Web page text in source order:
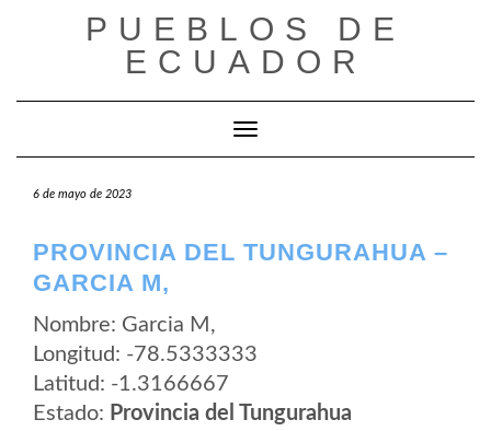
PUEBLOS DE
ECUADOR
Cambiar modo de navegación
6 de mayo de 2023
PROVINCIA DEL TUNGURAHUA –
GARCIA M,
Nombre: Garcia M,
Longitud: -78.5333333
Latitud: -1.3166667
Estado: Provincia del Tungurahua